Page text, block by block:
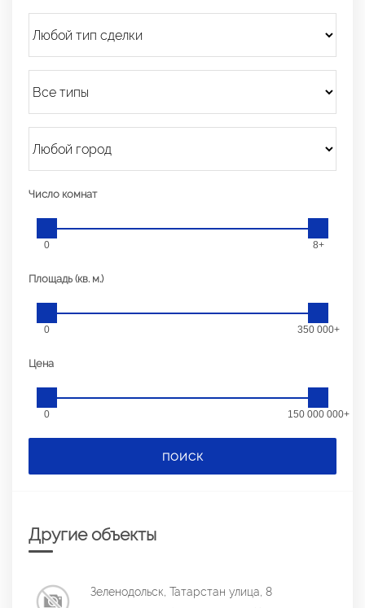
Число комнат
0 8+
Площадь (кв. м.)
0 350 000+
Цена
0 150 000 000+
ПОИСК
Другие объекты
Зеленодольск, Татарстан улица, 8